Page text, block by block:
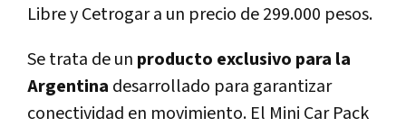
Libre y Cetrogar a un precio de 299.000 pesos.
Se trata de un producto exclusivo para la
Argentina desarrollado para garantizar
conectividad en movimiento. El Mini Car Pack